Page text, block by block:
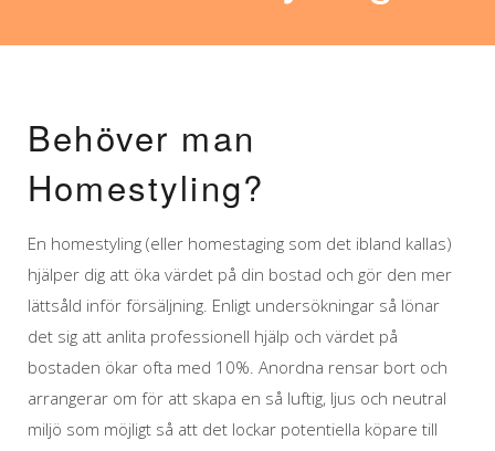
Behöver man
Homestyling?
En homestyling (eller homestaging som det ibland kallas)
hjälper dig att öka värdet på din bostad och gör den mer
lättsåld inför försäljning. Enligt undersökningar så lönar
det sig att anlita professionell hjälp och värdet på
bostaden ökar ofta med 10%. Anordna rensar bort och
arrangerar om för att skapa en så luftig, ljus och neutral
miljö som möjligt så att det lockar potentiella köpare till